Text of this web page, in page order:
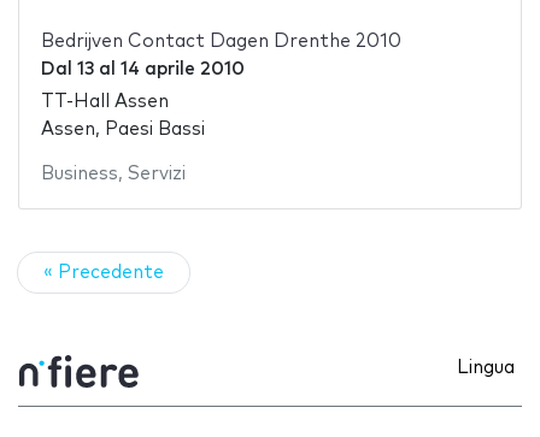
Bedrijven Contact Dagen Drenthe 2010
Dal 13al 14 aprile 2010
TT-Hall Assen
Assen, Paesi Bassi
Business, Servizi
« Precedente
Lingua